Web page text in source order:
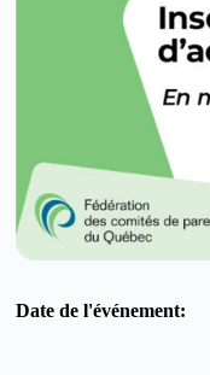
Date de l'événement: